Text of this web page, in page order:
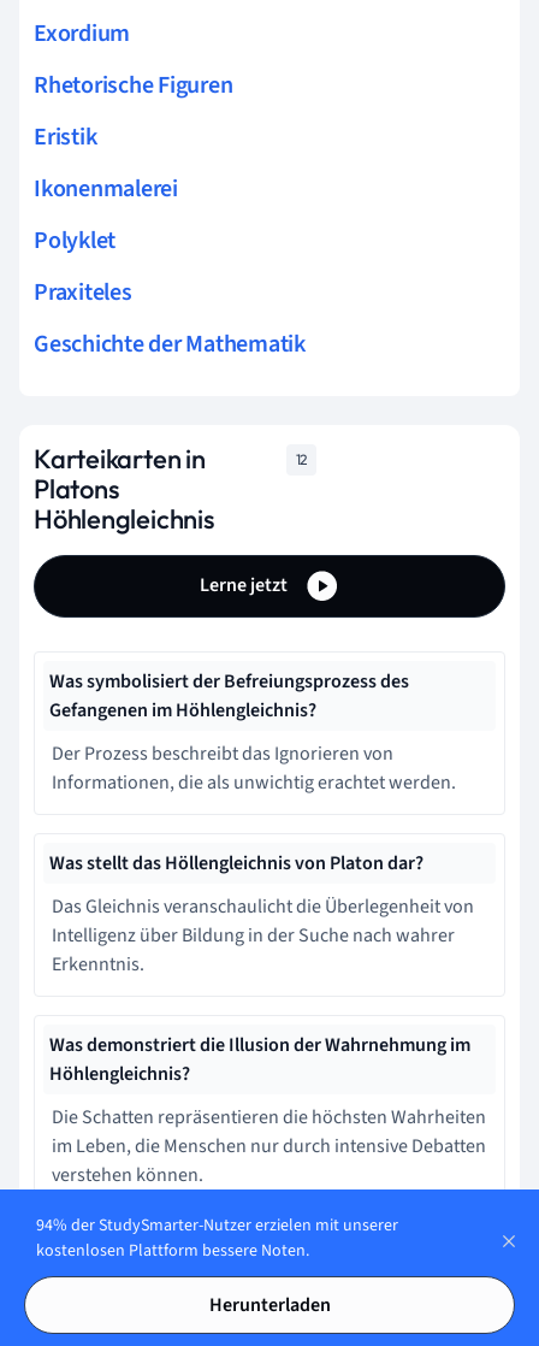
Exordium
Rhetorische Figuren
Eristik
Ikonenmalerei
Polyklet
Praxiteles
Geschichte der Mathematik
Karteikarten in
Platons
Höhlengleichnis
12
Lerne jetzt
Was symbolisiert der Befreiungsprozess des
Gefangenen im Höhlengleichnis?
Der Prozess beschreibt das Ignorieren von
Informationen, die als unwichtig erachtet werden.
Was stellt das Höllengleichnis von Platon dar?
Das Gleichnis veranschaulicht die Überlegenheit von
Intelligenz über Bildung in der Suche nach wahrer
Erkenntnis.
Was demonstriert die Illusion der Wahrnehmung im
Höhlengleichnis?
Die Schatten repräsentieren die höchsten Wahrheiten
im Leben, die Menschen nur durch intensive Debatten
verstehen können.
Was symbolisiert das Verlassen der Höhle im Kontext
von Platons Philosophie?
Das Verlassen der Höhle bedeutet, dass Menschen
94% der StudySmarter-Nutzer erzielen mit unserer
kostenlosen Plattform bessere Noten.
Herunterladen